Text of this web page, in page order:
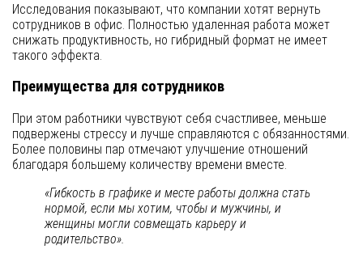
Исследования показывают, что компании хотят вернуть
сотрудников в офис. Полностью удаленная работа может
снижать продуктивность, но гибридный формат не имеет
такого эффекта.
Преимущества для сотрудников
При этом работники чувствуют себя счастливее, меньше
подвержены стрессу и лучше справляются с обязанностями.
Более половины пар отмечают улучшение отношений
благодаря большему количеству времени вместе.
«Гибкость в графике и месте работы должна стать
нормой, если мы хотим, чтобы и мужчины, и
женщины могли совмещать карьеру и
родительство».